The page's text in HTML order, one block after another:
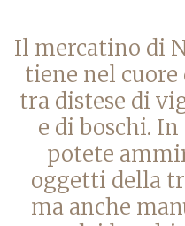
Il mercatino di
tiene nel cuore
tra distese di
e di boschi.
potete
oggetti della
ma anche